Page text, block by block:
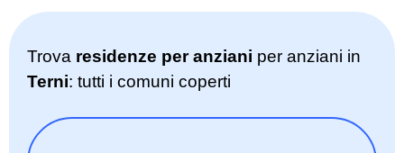
Trova residenze per anziani per anziani in
Terni: tutti i comuni coperti